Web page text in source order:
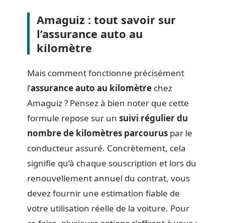
Amaguiz : tout savoir sur
l’assurance auto au
kilomètre
Mais comment fonctionne précisément
l’assurance auto au kilomètre chez
Amaguiz ? Pensez à bien noter que cette
formule repose sur un suivi régulier du
nombre de kilomètres parcourus par le
conducteur assuré. Concrètement, cela
signifie qu’à chaque souscription et lors du
renouvellement annuel du contrat, vous
devez fournir une estimation fiable de
votre utilisation réelle de la voiture. Pour